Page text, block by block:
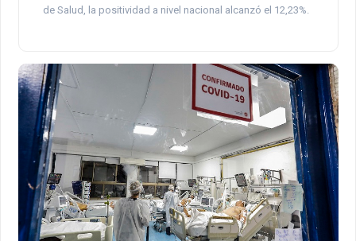
de Salud, la positividad a nivel nacional alcanzó el 12,23%.